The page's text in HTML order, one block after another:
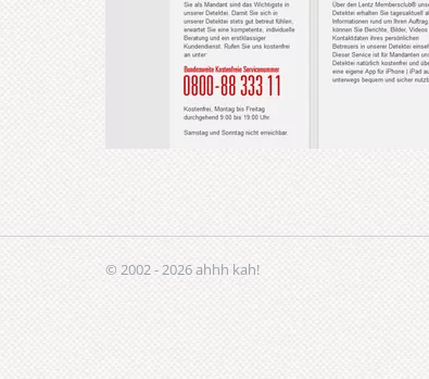
© 2002 - 2026 ahhh kah!